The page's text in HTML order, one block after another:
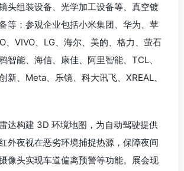
头组装设备、光学加工设备等、真空镀
等；参观企业包括小米集团、华为、苹
、VIVO、LG、海尔、美的、格力、萤石
智能、海信、康佳、阿里智能、TCL、
新、Meta、乐镜、科大讯飞、XREAL、
达构建 3D 环境地图，为自动驾驶提供
外夜视在恶劣环境捕捉热源，保障夜间
像头实现车道偏离预警等功能。展会现